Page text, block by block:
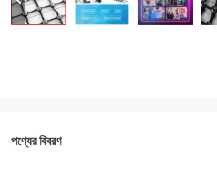
পণ্যের বিবরণ